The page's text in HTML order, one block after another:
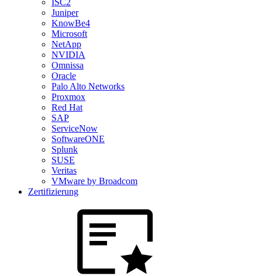
ISC2
Juniper
KnowBe4
Microsoft
NetApp
NVIDIA
Omnissa
Oracle
Palo Alto Networks
Proxmox
Red Hat
SAP
ServiceNow
SoftwareONE
Splunk
SUSE
Veritas
VMware by Broadcom
Zertifizierung